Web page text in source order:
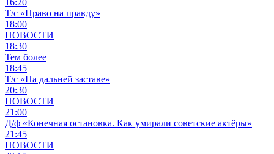
16:20
Т/с «Право на правду»
18:00
НОВОСТИ
18:30
Тем более
18:45
Т/с «На дальней заставе»
20:30
НОВОСТИ
21:00
Д/ф «Конечная остановка. Как умирали советские актёры»
21:45
НОВОСТИ